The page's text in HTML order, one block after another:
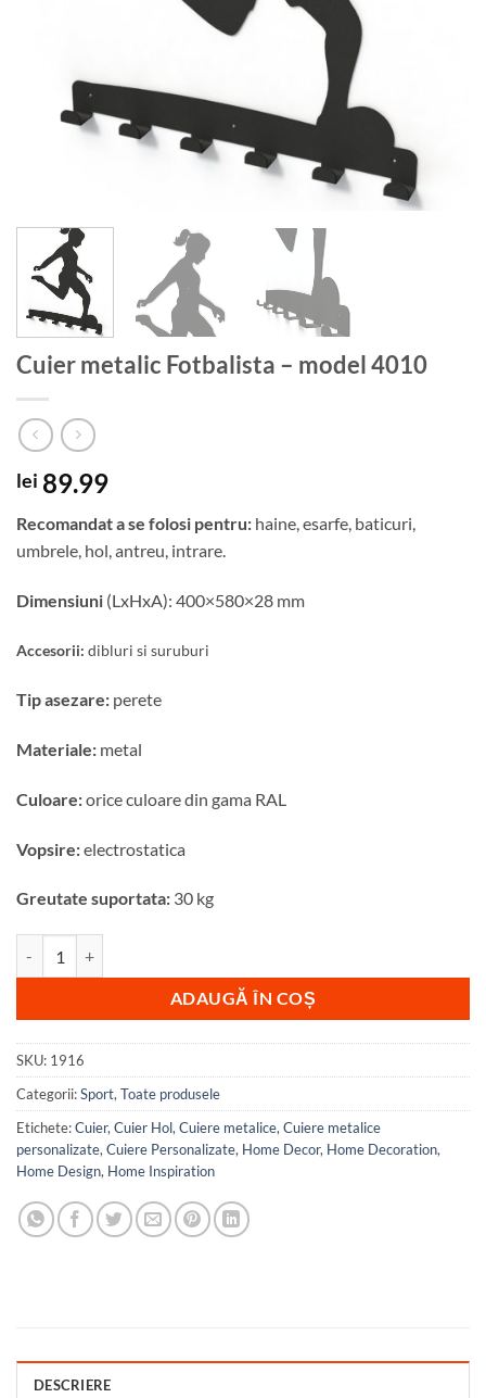
Cuier metalic Fotbalista – model 4010
lei 89.99
Recomandat a se folosi pentru: haine, esarfe, baticuri,
umbrele, hol, antreu, intrare.
Dimensiuni (LxHxA): 400×580×28 mm
Accesorii: dibluri si suruburi
Tip asezare: perete
Materiale: metal
Culoare:orice culoare din gama RAL
Vopsire:electrostatica
Greutate suportata: 30 kg
ADAUGĂ ÎN COȘ
SKU: 1916
Categorii:Sport, Toate produsele
Etichete:Cuier, Cuier Hol, Cuiere metalice, Cuiere metalice
personalizate, Cuiere Personalizate, Home Decor, Home Decoration,
Home Design, Home Inspiration
DESCRIERE